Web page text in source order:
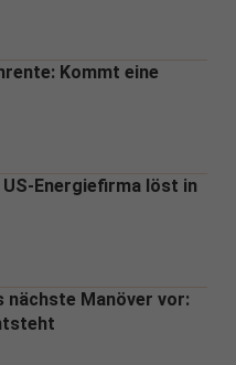
Kommt eine
US-Energiefirma löst in
nächste Manöver vor: